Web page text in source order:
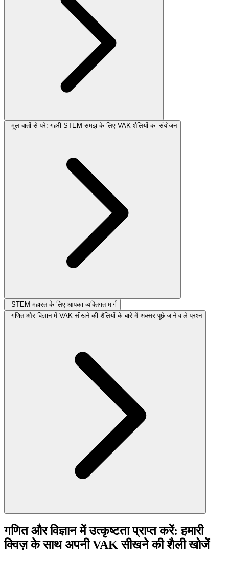
मूल बातों से परे: गहरी STEM समझ के लिए VAK शैलियों का संयोजन
STEM महारत के लिए आपका व्यक्तिगत मार्ग
गणित और विज्ञान में VAK सीखने की शैलियों के बारे में अक्सर पूछे जाने वाले प्रश्न
गणित और विज्ञान में उत्कृष्टता प्राप्त करें: हमारी
क्विज़ के साथ अपनी VAK सीखने की शैली खोजें